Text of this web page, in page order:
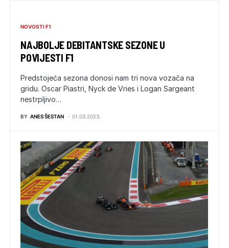
NOVOSTI F1
NAJBOLJE DEBITANTSKE SEZONE U
POVIJESTI F1
Predstojeća sezona donosi nam tri nova vozača na
gridu. Oscar Piastri, Nyck de Vries i Logan Sargeant
nestrpljivo…
BY ANES ŠESTAN 01.03.2023.